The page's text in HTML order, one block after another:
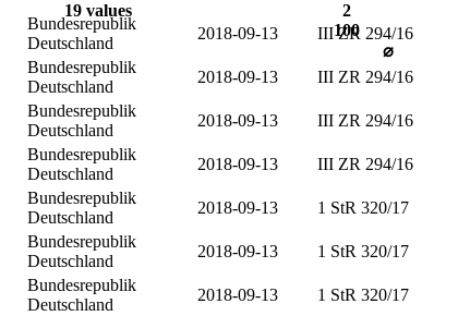
19 values
2
100
⌀
Bundesrepublik
Deutschland
2018-09-13 III ZR 294/16
Bundesrepublik
Deutschland
2018-09-13 III ZR 294/16
Bundesrepublik
Deutschland
2018-09-13 III ZR 294/16
Bundesrepublik
Deutschland
2018-09-13 III ZR 294/16
Bundesrepublik
Deutschland
2018-09-13 1 StR 320/17
Bundesrepublik
Deutschland
2018-09-13 1 StR 320/17
Bundesrepublik
Deutschland
2018-09-13 1 StR 320/17